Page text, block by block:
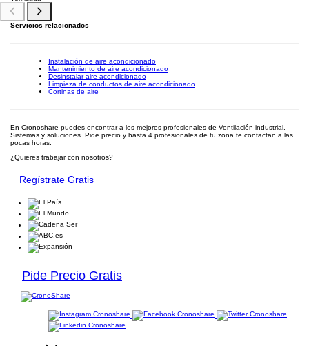
Servicios relacionados
Instalación de aire acondicionado
Mantenimiento de aire acondicionado
Desinstalar aire acondicionado
Limpieza de conductos de aire acondicionado
Cortinas de aire
En Cronoshare puedes encontrar a los mejores profesionales de Ventilación industrial.
Sistemas y soluciones. Pide precio y hasta 4 profesionales de tu zona te contactan a las
pocas horas.
¿Quieres trabajar con nosotros?
Regístrate Gratis
Pide Precio Gratis